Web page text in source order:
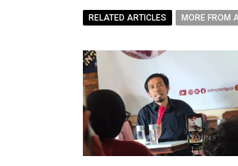
RELATED ARTICLES MORE FROM